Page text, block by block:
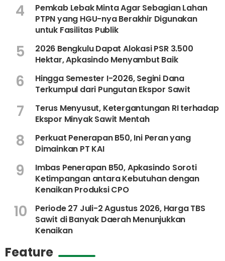
4
Pemkab Lebak Minta Agar Sebagian Lahan
PTPN yang HGU-nya Berakhir Digunakan
untuk Fasilitas Publik
5
2026 Bengkulu Dapat Alokasi PSR 3.500
Hektar, Apkasindo Menyambut Baik
6
Hingga Semester I-2026, Segini Dana
Terkumpul dari Pungutan Ekspor Sawit
7
Terus Menyusut, Ketergantungan RI terhadap
Ekspor Minyak Sawit Mentah
8
Perkuat Penerapan B50, Ini Peran yang
Dimainkan PT KAI
9
Imbas Penerapan B50, Apkasindo Soroti
Ketimpangan antara Kebutuhan dengan
Kenaikan Produksi CPO
10
Periode 27 Juli-2 Agustus 2026, Harga TBS
Sawit di Banyak Daerah Menunjukkan
Kenaikan
Feature